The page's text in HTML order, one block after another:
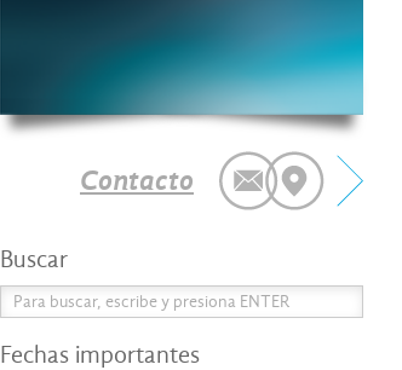
Contacto
Buscar
Fechas importantes